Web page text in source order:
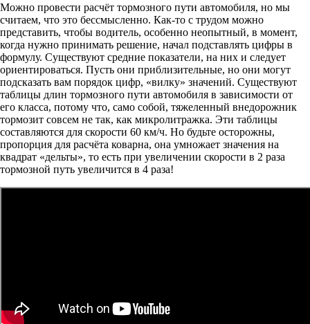
Можно провести расчёт тормозного пути автомобиля, но мы
считаем, что это бессмысленно. Как-то с трудом можно
представить, чтобы водитель, особенно неопытный, в момент,
когда нужно принимать решение, начал подставлять цифры в
формулу. Существуют средние показатели, на них и следует
ориентироваться. Пусть они приблизительные, но они могут
подсказать вам порядок цифр, «вилку» значений. Существуют
таблицы длин тормозного пути автомобиля в зависимости от
его класса, потому что, само собой, тяжеленный внедорожник
тормозит совсем не так, как микролитражка. Эти таблицы
составляются для скорости 60 км/ч. Но будьте осторожны,
пропорция для расчёта коварна, она умножает значения на
квадрат «дельты», то есть при увеличении скорости в 2 раза
тормозной путь увеличится в 4 раза!